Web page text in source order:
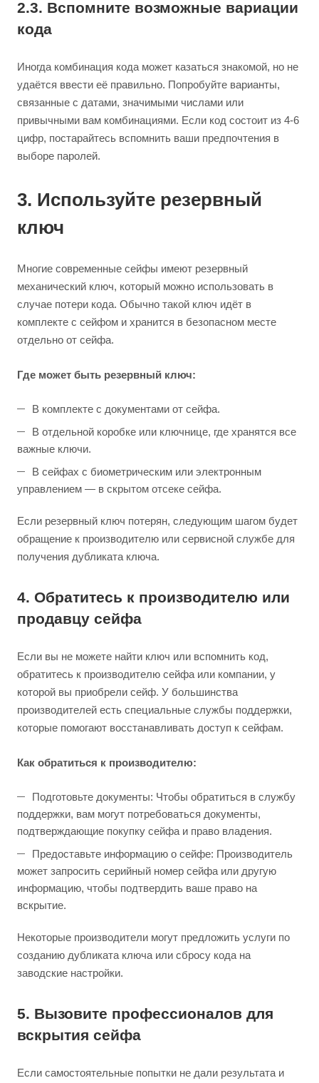
2.3. Вспомните возможные вариации
кода
Иногда комбинация кода может казаться знакомой, но не
удаётся ввести её правильно. Попробуйте варианты,
связанные с датами, значимыми числами или
привычными вам комбинациями. Если код состоит из 4-6
цифр, постарайтесь вспомнить ваши предпочтения в
выборе паролей.
3. Используйте резервный
ключ
Многие современные сейфы имеют резервный
механический ключ, который можно использовать в
случае потери кода. Обычно такой ключ идёт в
комплекте с сейфом и хранится в безопасном месте
отдельно от сейфа.
Где может быть резервный ключ:
В комплекте с документами от сейфа.
В отдельной коробке или ключнице, где хранятся все
важные ключи.
В сейфах с биометрическим или электронным
управлением — в скрытом отсеке сейфа.
Если резервный ключ потерян, следующим шагом будет
обращение к производителю или сервисной службе для
получения дубликата ключа.
4. Обратитесь к производителю или
продавцу сейфа
Если вы не можете найти ключ или вспомнить код,
обратитесь к производителю сейфа или компании, у
которой вы приобрели сейф. У большинства
производителей есть специальные службы поддержки,
которые помогают восстанавливать доступ к сейфам.
Как обратиться к производителю:
Подготовьте документы: Чтобы обратиться в службу
поддержки, вам могут потребоваться документы,
подтверждающие покупку сейфа и право владения.
Предоставьте информацию о сейфе: Производитель
может запросить серийный номер сейфа или другую
информацию, чтобы подтвердить ваше право на
вскрытие.
Некоторые производители могут предложить услуги по
созданию дубликата ключа или сбросу кода на
заводские настройки.
5. Вызовите профессионалов для
вскрытия сейфа
Если самостоятельные попытки не дали результата и